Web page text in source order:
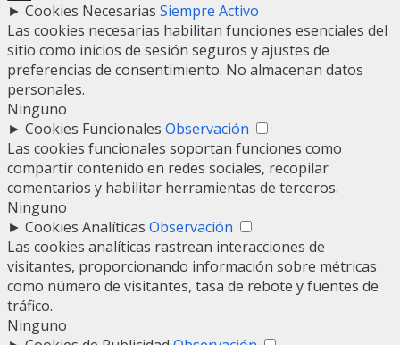
► Cookies Necesarias Siempre Activo
Las cookies necesarias habilitan funciones esenciales del
sitio como inicios de sesión seguros y ajustes de
preferencias de consentimiento. No almacenan datos
personales.
Ninguno
► Cookies Funcionales Observación
Las cookies funcionales soportan funciones como
compartir contenido en redes sociales, recopilar
comentarios y habilitar herramientas de terceros.
Ninguno
► Cookies Analíticas Observación
Las cookies analíticas rastrean interacciones de
visitantes, proporcionando información sobre métricas
como número de visitantes, tasa de rebote y fuentes de
tráfico.
Ninguno